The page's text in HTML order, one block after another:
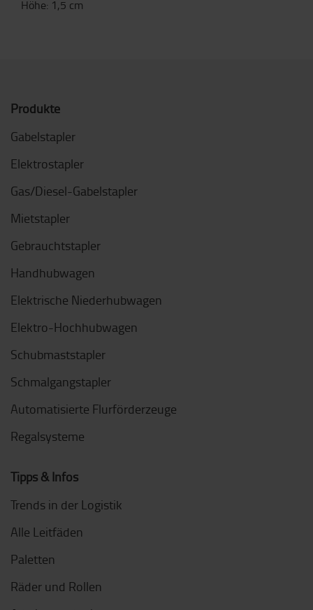
Höhe: 1,5 cm
Produkte
Gabelstapler
Elektrostapler
Gas/Diesel-Gabelstapler
Mietstapler
Gebrauchtstapler
Handhubwagen
Elektrische Niederhubwagen
Elektro-Hochhubwagen
Schubmaststapler
Schmalgangstapler
Automatisierte Flurförderzeuge
Regalsysteme
Tipps & Infos
Trends in der Logistik
Alle Leitfäden
Paletten
Räder und Rollen